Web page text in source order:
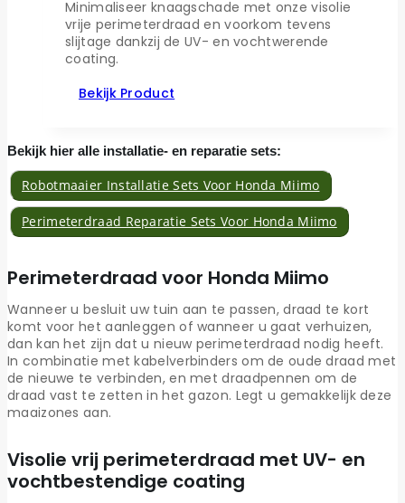
Minimaliseer knaagschade met onze visolie
vrije perimeterdraad en voorkom tevens
slijtage dankzij de UV- en vochtwerende
coating.
Bekijk Product
Bekijk hier alle installatie- en reparatie sets:
Robotmaaier Installatie Sets Voor Honda Miimo
Perimeterdraad Reparatie Sets Voor Honda Miimo
Perimeterdraad voor Honda Miimo
Wanneer u besluit uw tuin aan te passen, draad te kort
komt voor het aanleggen of wanneer u gaat verhuizen,
dan kan het zijn dat u nieuw perimeterdraad nodig heeft.
In combinatie met kabelverbinders om de oude draad met
de nieuwe te verbinden, en met draadpennen om de
draad vast te zetten in het gazon. Legt u gemakkelijk deze
maaizones aan.
Visolie vrij perimeterdraad met UV- en
vochtbestendige coating